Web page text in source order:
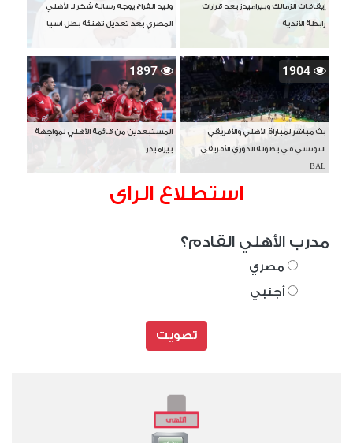
إيقافات الزمالك وبيراميدز بعد قرارات
رابطة الأندية
وليد الفراج يوجه رسالة شكر لـ الأهلي
المصري بعد تعديل تهنئة بطل آسيا
1904
بث مباشر لمباراة الأهلي والأفريقي
التونسي في بطولة الدوري الأفريقي
BAL
1897
المستبعدين من قائمة الأهلي لمواجهة
بيراميدز
استطلاع الراى
مدرب الأهلي القادم؟
مصري
أجنبي
تصويت